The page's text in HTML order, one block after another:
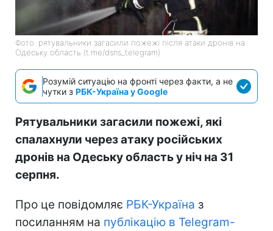
Фото: рятувальники загасили пожежі після атаки дронів на
Одеську область (t.me/dsns_telegram)
Розумій ситуацію на фронті через факти, а не
чутки з РБК-Україна у Google
Рятувальники загасили пожежі, які
спалахнули через атаку російських
дронів на Одеську область у ніч на 31
серпня.
Про це повідомляє РБК-Україна з
посиланням на публікацію в Telegram-